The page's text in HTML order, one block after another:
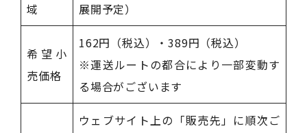
域
展開予定）
希望小
売価格
162円（税込）・389円（税込）
※運送ルートの都合により一部変動す
る場合がございます
ウェブサイト上の「販売先」に順次ご